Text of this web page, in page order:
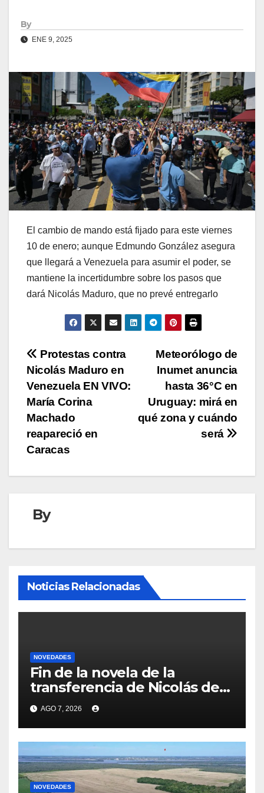
By
ENE 9, 2025
El cambio de mando está fijado para este viernes
10 de enero; aunque Edmundo González asegura
que llegará a Venezuela para asumir el poder, se
mantiene la incertidumbre sobre los pasos que
dará Nicolás Maduro, que no prevé entregarlo
Navegación
de
entradas
Meteorólogo de
Inumet anuncia
hasta 36°C en
Uruguay: mirá en
qué zona y cuándo
será
Protestas contra
Nicolás Maduro en
Venezuela EN VIVO:
María Corina
Machado
reapareció en
Caracas
By
Noticias Relacionadas
NOVEDADES
Fin de la novela de la
transferencia de Nicolás de
la Cruz a Peñarol: “La
operación no se podrá
concretar en este momento”
AGO 7, 2026
NOVEDADES